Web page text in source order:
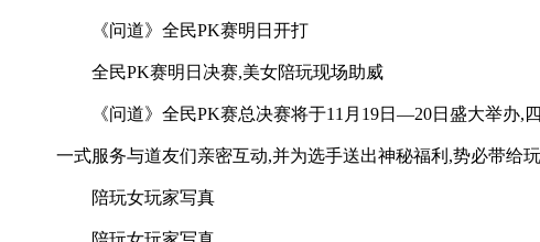
《问道》全民PK赛明日开打
全民PK赛明日决赛,美女陪玩现场助威
《问道》全民PK赛总决赛将于11月19日—20日盛大举办
一式服务与道友们亲密互动,并为选手送出神秘福利,势必带给
陪玩女玩家写真